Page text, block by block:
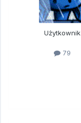
Użytkownik
79